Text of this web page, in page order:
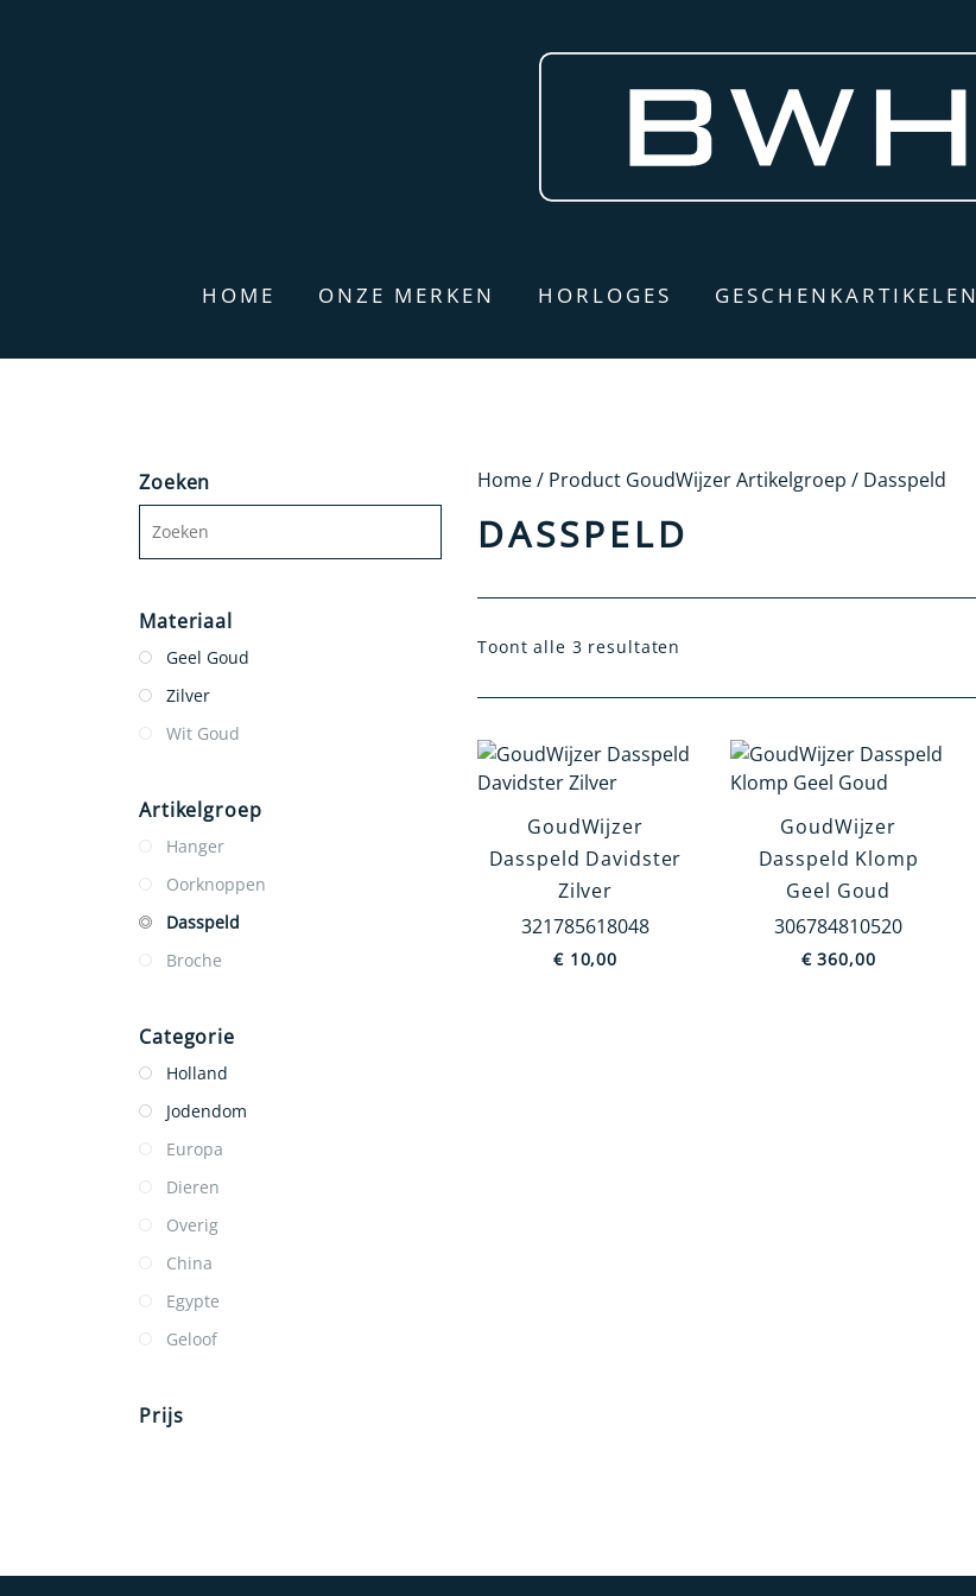
HOME ONZE MERKEN HORLOGES GESCHENKARTIKELEN
Zoeken
Materiaal
Geel Goud
Zilver
Wit Goud
Artikelgroep
Hanger
Oorknoppen
Dasspeld
Broche
Categorie
Holland
Jodendom
Europa
Dieren
Overig
China
Egypte
Geloof
Prijs
Home/ Product GoudWijzer Artikelgroep / Dasspeld
DASSPELD
Toont alle 3 resultaten
GoudWijzer
Dasspeld Davidster
Zilver
321785618048
€10,00
GoudWijzer
Dasspeld Klomp
Geel Goud
306784810520
€360,00